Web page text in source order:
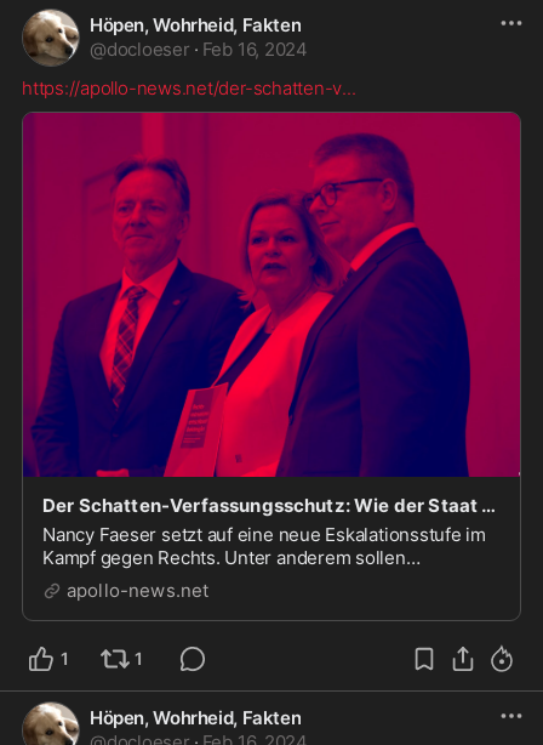
Höpen, Wohrheid, Fakten
@docloeser · Feb 16, 2024
https://apollo-news.net/der-schatten-v...
Der Schatten-Verfassungsschutz: Wie der Staat NGOs als De-Facto-Ermittler einsetzt - Apollo News
Nancy Faeser setzt auf eine neue Eskalationsstufe im
Kampf gegen Rechts. Unter anderem sollen
Kontobewegungen überwacht werden, gar
Ausreisesperren verhängt ...
apollo-news.net
1 1
Höpen, Wohrheid, Fakten